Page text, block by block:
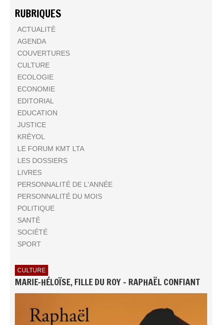
RUBRIQUES
ACTUALITÉ
AGENDA
COUVERTURES
CULTURE
ECOLOGIE
ECONOMIE
EDITORIAL
EDUCATION
JUSTICE
KRÉYOL
LE FORUM KMT LTA
LES DOSSIERS
LIVRES
PERSONNALITÉ DE L'ANNÉE
PERSONNALITÉ DU MOIS
POLITIQUE
SANTÉ
SOCIÉTÉ
SPORT
CULTURE
MARIE-HÉLOÏSE, FILLE DU ROY - RAPHAËL CONFIANT